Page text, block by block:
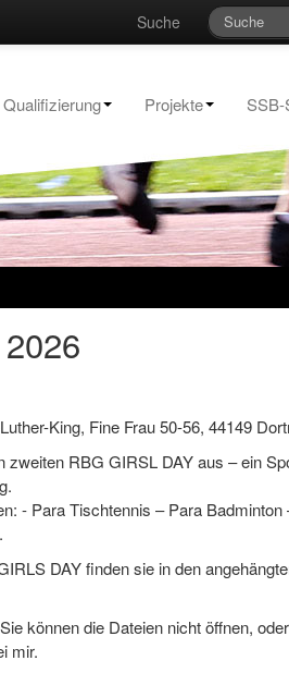
Suche
Qualifizierung Projekte
King, Fine Frau 50-56, 44149
RBG GIRSL DAY aus – ein
- Para Tischtennis – Para
DAY finden sie in den
können die Dateien nicht öffnen,
mir.